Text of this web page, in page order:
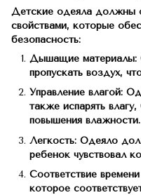
Детские одеяла должны
свойствами, которые
безопасность:
Дышащие
пропускать воздух,
Управление влагой:
также испарять
повышения влажности.
Легкость: Одеяло
ребенок чувствовал
Соответствие
которое